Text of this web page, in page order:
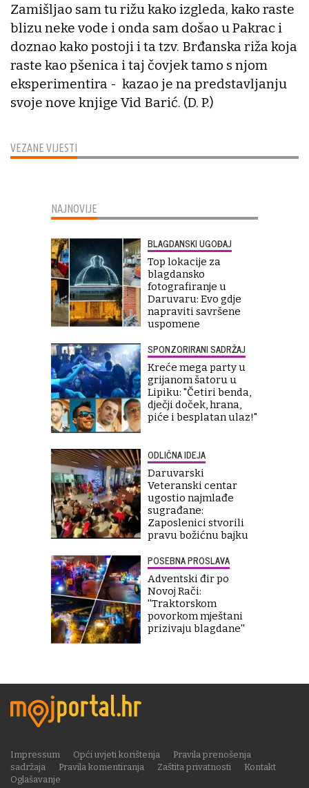
VEZANE VIJESTI
Zamišljao sam tu rižu kako izgleda, kako raste
blizu neke vode i onda sam došao u Pakrac i
doznao kako postoji i ta tzv. Brđanska riža koja
raste kao pšenica i taj čovjek tamo s njom
eksperimentira - kazao je na predstavljanju
svoje nove knjige Vid Barić. (D. P.)
NAJNOVIJE
BLAGDANSKI UGOĐAJ
Top lokacije za
blagdansko
fotografiranje u
Daruvaru: Evo gdje
napraviti savršene
uspomene
SPONZORIRANI SADRŽAJ
Kreće mega party u
grijanom šatoru u
Lipiku: "Četiri benda,
dječji doček, hrana,
piće i besplatan ulaz!"
ODLIČNA IDEJA
Daruvarski
Veteranski centar
ugostio najmlađe
sugrađane:
Zaposlenici stvorili
pravu božićnu bajku
POSEBNA PROSLAVA
Adventski đir po
Novoj Rači:
''Traktorskom
povorkom mještani
prizivaju blagdane''
Impressum Opći uvjeti korištenja
Pravila prenošenja
sadržaja
Pravila komentiranja Zaštita privatnosti
Kontakt
Oglašavanje